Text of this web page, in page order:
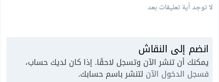
لا توجد أية تعليقات بعد
انضم إلى النقاش
يمكنك أن تنشر الآن وتسجل لاحقًا. إذا كان لديك حساب،
فسجل الدخول الآن لتنشر باسم حسابك.